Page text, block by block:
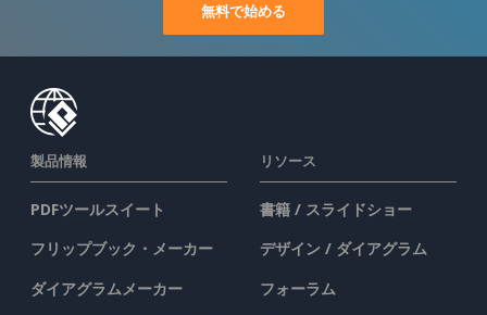
無料で始める
製品情報
PDFツールスイート
フリップブック・メーカー
ダイアグラムメーカー
リソース
書籍 / スライドショー
デザイン / ダイアグラム
フォーラム